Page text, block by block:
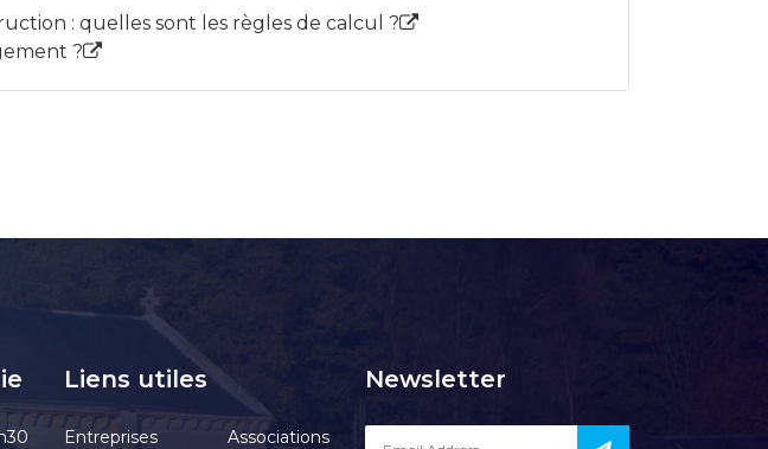
: quelles sont les règles de calcul ?
?
Liens utiles
Entreprises Associations
Newsletter